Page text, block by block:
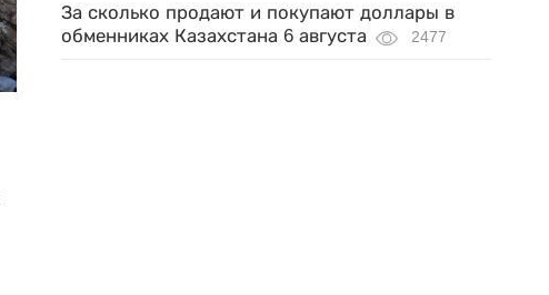
За сколько продают и покупают доллары в
обменниках Казахстана 6 августа
2477